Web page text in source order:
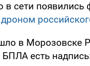
в сети
в Морозовске
БПЛА есть